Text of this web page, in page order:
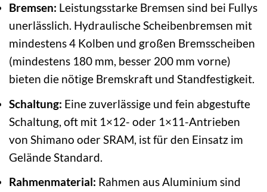
Bremsen: Leistungsstarke Bremsen sind bei Fullys
unerlässlich. Hydraulische Scheibenbremsen mit
mindestens 4 Kolben und großen Bremsscheiben
(mindestens 180 mm, besser 200 mm vorne)
bieten die nötige Bremskraft und Standfestigkeit.
Schaltung: Eine zuverlässige und fein abgestufte
Schaltung, oft mit 1×12- oder 1×11-Antrieben
von Shimano oder SRAM, ist für den Einsatz im
Gelände Standard.
Rahmenmaterial: Rahmen aus Aluminium sind